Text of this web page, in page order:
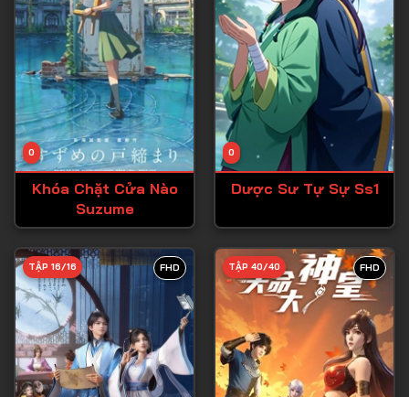
Tập 32
Tập 33
Tập 34
Tập 35
Tập 36
Tập 39
Tập 40
Tập 41
Tập 42
Tập 43
0
Khóa Chặt Cửa Nào
Suzume
0
Dược Sư Tự Sự Ss1
FHD
TẬP 16/16 FHD
TẬP 40/40